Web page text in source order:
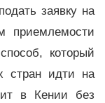
заявку на
приемлемости
который
стран идти на
в Кении без